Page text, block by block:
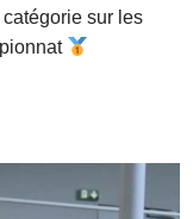
sur les